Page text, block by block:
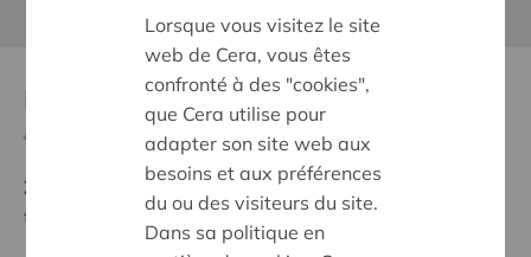
renovatie chirolokalen
Ziel:
Des quartiers chaleureux et bienveillants pour
tous
Lorsque vous visitez le site
web de Cera, vous êtes
confronté à des "cookies",
que Cera utilise pour
adapter son site web aux
besoins et aux préférences
du ou des visiteurs du site.
Dans sa politique en